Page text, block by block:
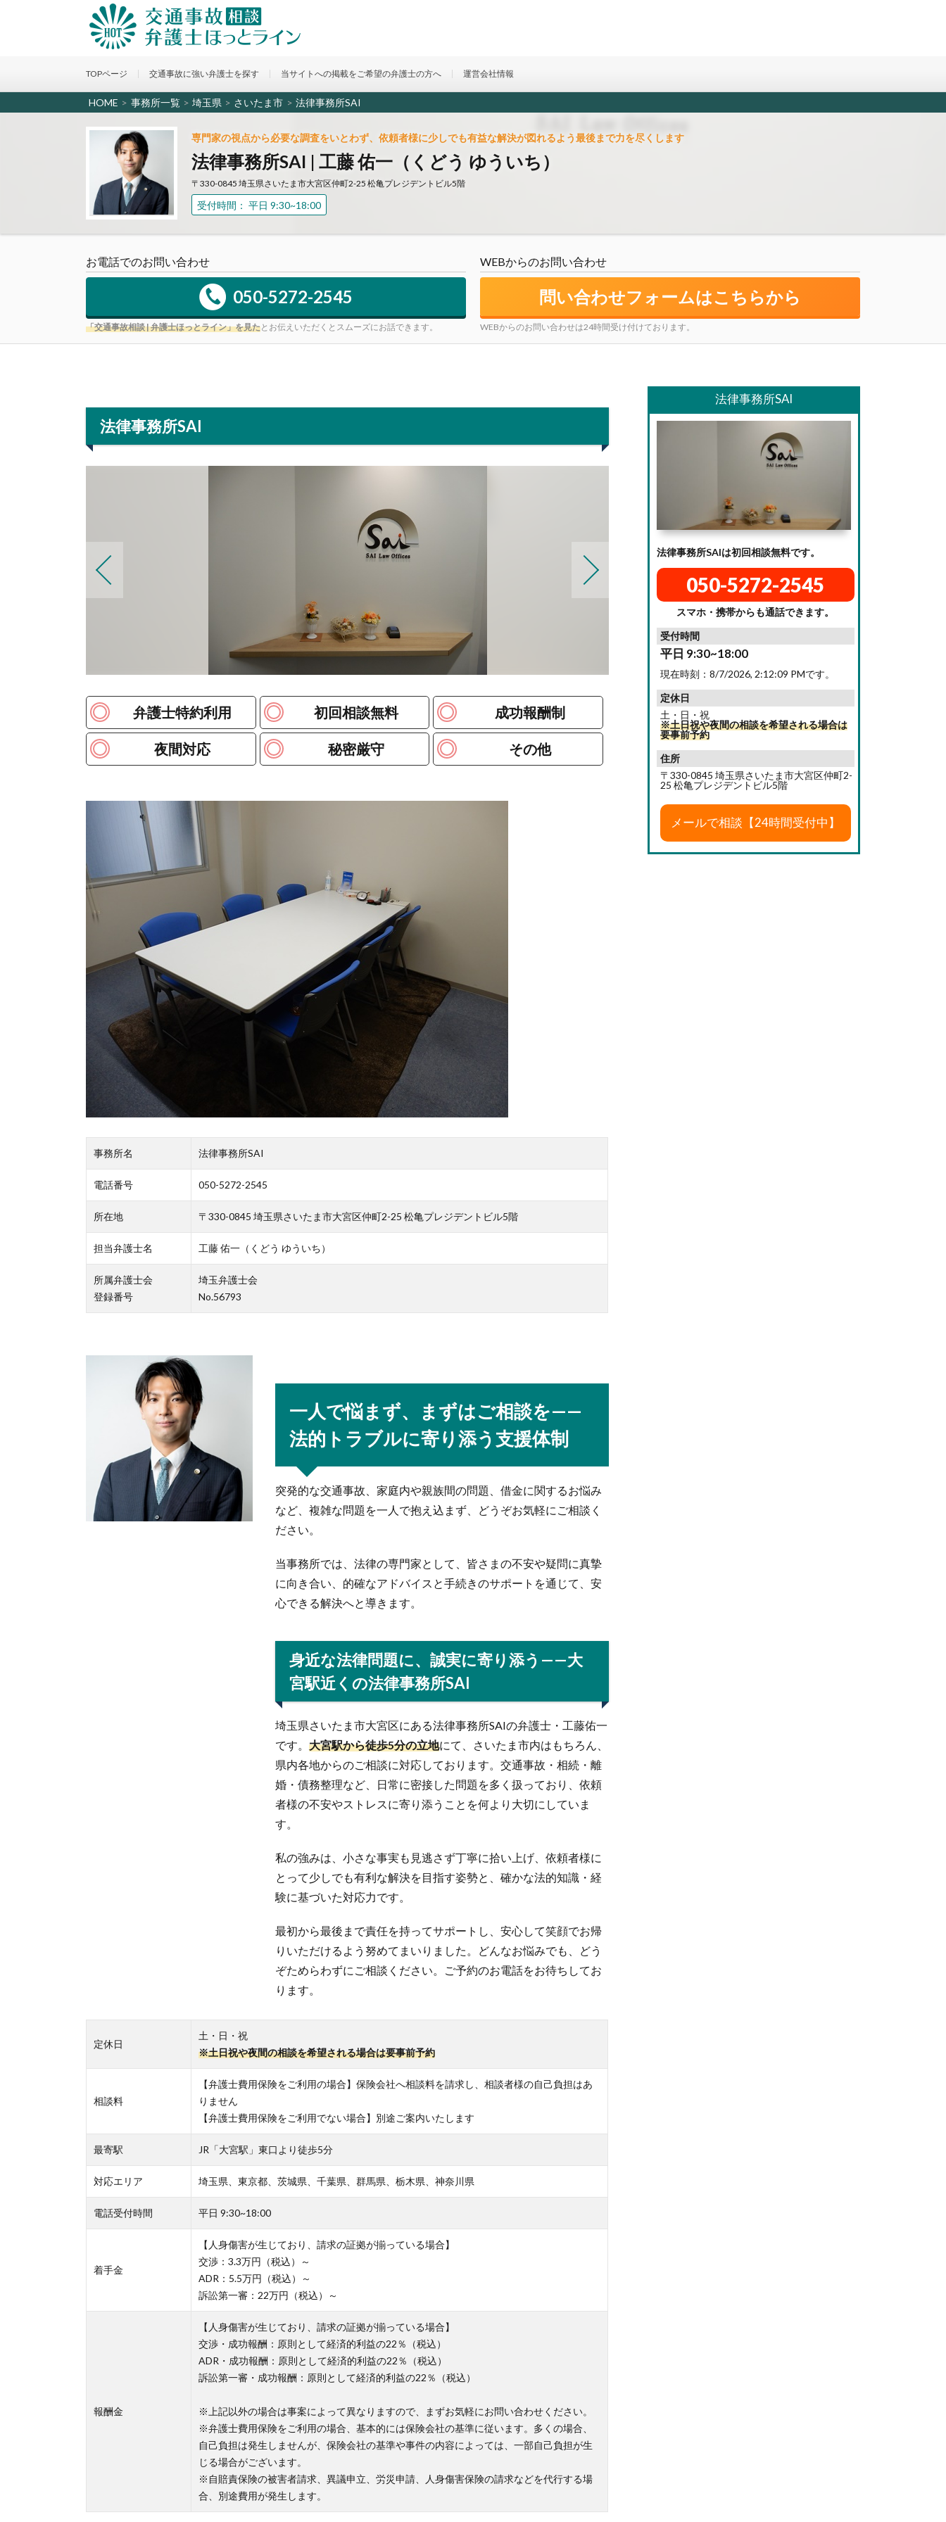
TOPページ 交通事故に強い弁護士を探す 当サイトへの掲載をご希望の弁護士の方へ 運営会社情報
HOME > 事務所一覧 > 埼玉県 > さいたま市 > 法律事務所SAI
専門家の視点から必要な調査をいとわず、依頼者様に少しでも有益な解決が図れるよう最後まで力を尽くします
法律事務所SAI | 工藤 佑一（くどう ゆういち）
〒330-0845 埼玉県さいたま市大宮区仲町2-25 松亀プレジデントビル5階
受付時間： 平日 9:30~18:00
お電話でのお問い合わせ
050-5272-2545
「交通事故相談 | 弁護士ほっとライン」を見たとお伝えいただくとスムーズにお話できます。
WEBからのお問い合わせ
問い合わせフォームはこちらから
WEBからのお問い合わせは24時間受け付けております。
法律事務所SAI
弁護士特約利用 初回相談無料 成功報酬制
夜間対応 秘密厳守 その他
事務所名 法律事務所SAI
電話番号 050-5272-2545
所在地 〒330-0845 埼玉県さいたま市大宮区仲町2-25 松亀プレジデントビル5階
担当弁護士名 工藤 佑一（くどう ゆういち）
所属弁護士会
登録番号
埼玉弁護士会
No.56793
一人で悩まず、まずはご相談を——
法的トラブルに寄り添う支援体制
突発的な交通事故、家庭内や親族間の問題、借金に関するお悩み
など、複雑な問題を一人で抱え込まず、どうぞお気軽にご相談く
ださい。
当事務所では、法律の専門家として、皆さまの不安や疑問に真摯
に向き合い、的確なアドバイスと手続きのサポートを通じて、安
心できる解決へと導きます。
身近な法律問題に、誠実に寄り添う——大
宮駅近くの法律事務所SAI
埼玉県さいたま市大宮区にある法律事務所SAIの弁護士・工藤佑一
です。 大宮駅から徒歩5分の立地にて、さいたま市内はもちろん、
県内各地からのご相談に対応しております。交通事故・相続・離
婚・債務整理など、日常に密接した問題を多く扱っており、依頼
者様の不安やストレスに寄り添うことを何より大切にしていま
す。
私の強みは、小さな事実も見逃さず丁寧に拾い上げ、依頼者様に
とって少しでも有利な解決を目指す姿勢と、確かな法的知識・経
験に基づいた対応力です。
最初から最後まで責任を持ってサポートし、安心して笑顔でお帰
りいただけるよう努めてまいりました。どんなお悩みでも、どう
ぞためらわずにご相談ください。ご予約のお電話をお待ちしてお
ります。
定休日
土・日・祝
※土日祝や夜間の相談を希望される場合は要事前予約
相談料
【弁護士費用保険をご利用の場合】保険会社へ相談料を請求し、相談者様の自己負担はあ
りません
【弁護士費用保険をご利用でない場合】別途ご案内いたします
最寄駅 JR「大宮駅」東口より徒歩5分
対応エリア 埼玉県、東京都、茨城県、千葉県、群馬県、栃木県、神奈川県
電話受付時間 平日 9:30~18:00
着手金
【人身傷害が生じており、請求の証拠が揃っている場合】
交渉：3.3万円（税込）～
ADR：5.5万円（税込）～
訴訟第一審：22万円（税込）～
報酬金
【人身傷害が生じており、請求の証拠が揃っている場合】
交渉・成功報酬：原則として経済的利益の22％（税込）
ADR・成功報酬：原則として経済的利益の22％（税込）
訴訟第一審・成功報酬：原則として経済的利益の22％（税込）
※上記以外の場合は事案によって異なりますので、まずお気軽にお問い合わせください。
※弁護士費用保険をご利用の場合、基本的には保険会社の基準に従います。多くの場合、
自己負担は発生しませんが、保険会社の基準や事件の内容によっては、一部自己負担が生
じる場合がございます。
※自賠責保険の被害者請求、異議申立、労災申請、人身傷害保険の請求などを代行する場
合、別途費用が発生します。
法律事務所SAI
法律事務所SAIは初回相談無料です。
050-5272-2545
スマホ・携帯からも通話できます。
受付時間
平日 9:30~18:00
現在時刻： 8/7/2026, 2:12:10 PMです。
定休日
土・日・祝
※土日祝や夜間の相談を希望される場合は
要事前予約
住所
〒330-0845 埼玉県さいたま市大宮区仲町2-
25 松亀プレジデントビル5階